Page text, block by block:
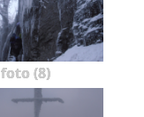
foto (8)